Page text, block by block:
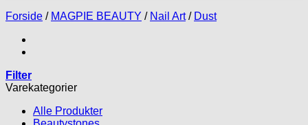
Forside / MAGPIE BEAUTY / Nail Art / Dust
Filter
Varekategorier
Alle Produkter